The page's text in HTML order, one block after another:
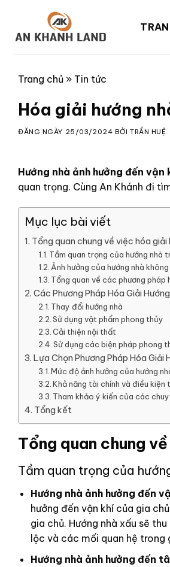
content
Trang chủ » Tin tức
Hóa giải hướng
ĐĂNG NGÀY 25/03/2024 BỞITRẦN HUỆ
Hướng nhà ảnh hưởng đến
quan trọng. Cùng An Khánh đi
Mục lục bài viết
Tổng quan chung về việc hóa giải
Tầm quan trọng của hướng nhà
Ảnh hưởng của hướng nhà
Tổng quan về các phương pháp
Các Phương Pháp Hóa Giải
Thay đổi hướng nhà
Sử dụng vật phẩm phong thủy
Cải thiện nội thất
Sử dụng các biện pháp phong
Lựa Chọn Phương Pháp Hóa Giải
Mức độ ảnh hưởng của hướng
Khả năng tài chính và điều
Tham khảo ý kiến của các
Tổng kết
Tổng quan chung
Tầm quan trọng của
Hướng nhà ảnh hưởng đến
hưởng đến vận khí của gia
gia chủ. Hướng nhà xấu sẽ
lộc và các mối quan hệ trong
Hướng nhà ảnh hưởng đến